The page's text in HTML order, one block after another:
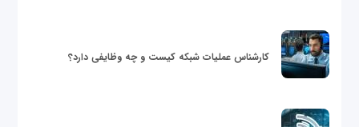
کارشناس عملیات شبکه کیست و چه وظایفی دارد؟